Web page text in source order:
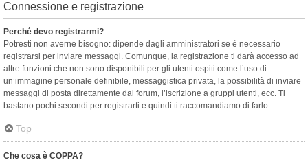
Connessione e registrazione
Perché devo registrarmi?
Potresti non averne bisogno: dipende dagli amministratori se è necessario
registrarsi per inviare messaggi. Comunque, la registrazione ti darà accesso ad
altre funzioni che non sono disponibili per gli utenti ospiti come l’uso di
un’immagine personale definibile, messaggistica privata, la possibilità di inviare
messaggi di posta direttamente dal forum, l’iscrizione a gruppi utenti, ecc. Ti
bastano pochi secondi per registrarti e quindi ti raccomandiamo di farlo.
Top
Che cosa è COPPA?